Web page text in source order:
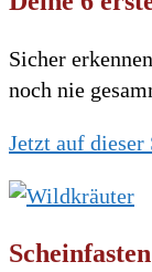
Sicher
noch nie
Jetzt auf dieser